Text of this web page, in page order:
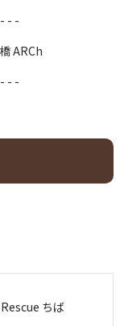
- -
ARCh
- -
ちば